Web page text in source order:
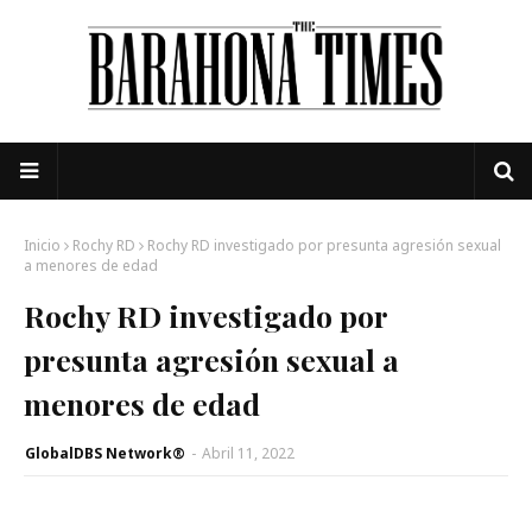
Inicio Rochy RD
Rochy RD investigado por presunta agresión sexual
a menores de edad
Rochy RD investigado por
presunta agresión sexual a
menores de edad
GlobalDBS Network® - Abril 11, 2022